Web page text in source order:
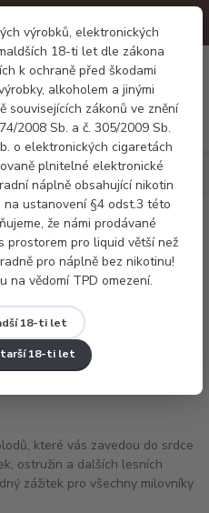
výrobků, elektronických
18-ti let dle zákona
k ochraně před škodami
alkoholem a jinými
souvisejících zákonů ve znění
2008 Sb. a č. 305/2009 Sb.
o elektronických cigaretách
plnitelné elektronické
náplně obsahující nikotin
ustanovení §4 odst.3 této
že námi prodávané
prostorem pro liquid větší než
pro náplně bez nikotinu!
na vědomí TPD omezení.
18-ti let
18-ti let
Menu
0 Kč
které vás zavedou do srdce
ostružin a dalších lesních
zážitek pro všechny milovníky